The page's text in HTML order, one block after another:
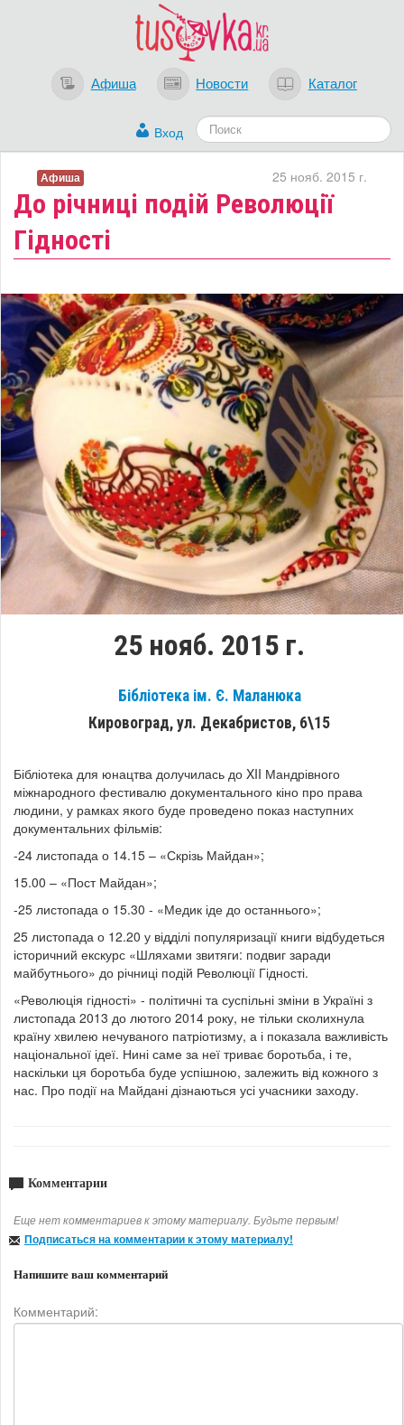
Афиша Новости Каталог
Вход
До річниці подій Революції
Гідності
25 нояб. 2015 г.
Афиша
25 нояб. 2015 г.
Бібліотека ім. Є. Маланюка
Кировоград, ул. Декабристов, 6\15
Бібліотека для юнацтва долучилась до XII Мандрівного
міжнародного фестивалю документального кіно про права
людини, у рамках якого буде проведено показ наступних
документальних фільмів:
-24 листопада о 14.15 – «Скрізь Майдан»;
15.00 – «Пост Майдан»;
-25 листопада о 15.30 - «Медик іде до останнього»;
25 листопада о 12.20 у відділі популяризації книги відбудеться
історичний екскурс «Шляхами звитяги: подвиг заради
майбутнього» до річниці подій Революції Гідності.
«Революція гідності» - політичні та суспільні зміни в Україні з
листопада 2013 до лютого 2014 року, не тільки сколихнула
країну хвилею нечуваного патріотизму, а і показала важливість
національної ідеї. Нині саме за неї триває боротьба, і те,
наскільки ця боротьба буде успішною, залежить від кожного з
нас. Про події на Майдані дізнаються усі учасники заходу.
Комментарии
Еще нет комментариев к этому материалу. Будьте первым!
Подписаться на комментарии к этому материалу!
Напишите ваш комментарий
Комментарий: